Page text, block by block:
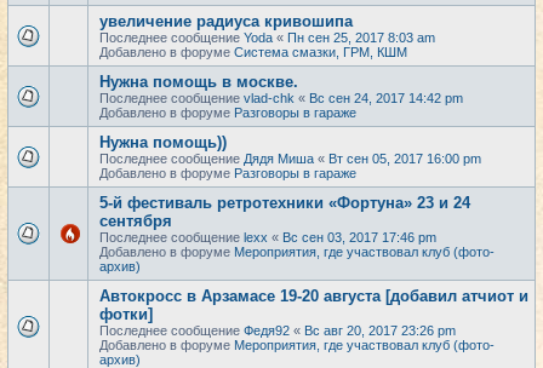
увеличение радиуса кривошипа
Последнее сообщение Yoda « Пн сен 25, 2017 8:03 am
Добавлено в форуме Система смазки, ГРМ, КШМ
Нужна помощь в москве.
Последнее сообщение vlad-chk « Вс сен 24, 2017 14:42 pm
Добавлено в форуме Разговоры в гараже
Нужна помощь))
Последнее сообщение Дядя Миша « Вт сен 05, 2017 16:00 pm
Добавлено в форуме Разговоры в гараже
5-й фестиваль ретротехники «Фортуна» 23 и 24
сентября
Последнее сообщение lexx « Вс сен 03, 2017 17:46 pm
Добавлено в форуме Мероприятия, где участвовал клуб (фото-
архив)
Автокросс в Арзамасе 19-20 августа [добавил атчиот и
фотки]
Последнее сообщение Федя92 « Вс авг 20, 2017 23:26 pm
Добавлено в форуме Мероприятия, где участвовал клуб (фото-
архив)